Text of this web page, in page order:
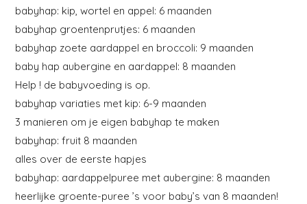
babyhap: kip, wortel en appel: 6 maanden
babyhap groentenprutjes: 6 maanden
babyhap zoete aardappel en broccoli: 9 maanden
baby hap aubergine en aardappel: 8 maanden
Help ! de babyvoeding is op.
babyhap variaties met kip: 6-9 maanden
3 manieren om je eigen babyhap te maken
babyhap: fruit 8 maanden
alles over de eerste hapjes
babyhap: aardappelpuree met aubergine: 8 maanden
heerlijke groente-puree ’s voor baby’s van 8 maanden!